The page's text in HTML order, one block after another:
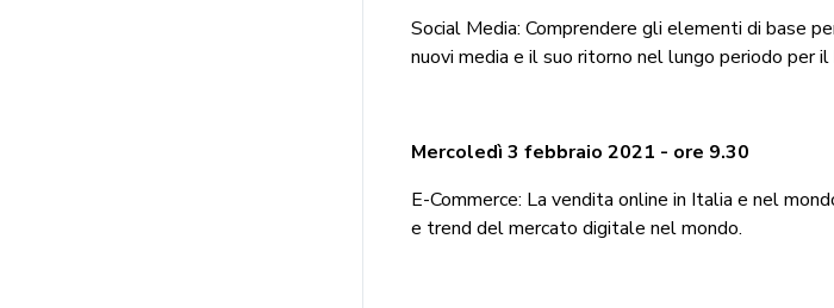
Social Media: Comprendere gli elementi di base
nuovi media e il suo ritorno nel lungo periodo per il
Mercoledì 3 febbraio 2021 - ore 9.30
E-Commerce: La vendita online in Italia e nel
e trend del mercato digitale nel mondo.